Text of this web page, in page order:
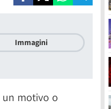
Immagini
motivo o